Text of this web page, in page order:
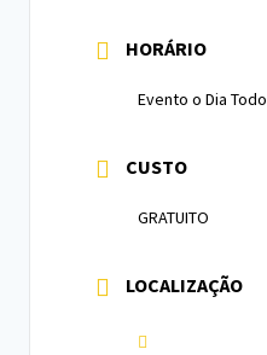
HORÁRIO
Evento o Dia Todo
CUSTO
GRATUITO
LOCALIZAÇÃO